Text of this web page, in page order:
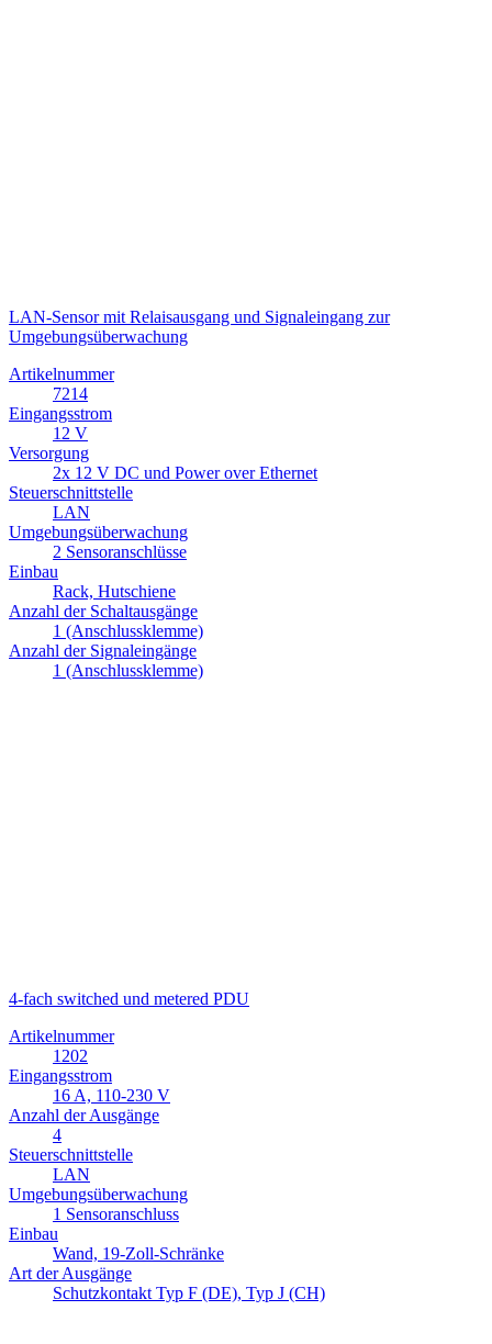
LAN-Sensor mit Relaisausgang und Signaleingang zur
Umgebungsüberwachung
Artikelnummer
7214
Eingangsstrom
12 V
Versorgung
2x 12 V DC und Power over Ethernet
Steuerschnittstelle
LAN
Umgebungsüberwachung
2 Sensoranschlüsse
Einbau
Rack, Hutschiene
Anzahl der Schaltausgänge
1 (Anschlussklemme)
Anzahl der Signaleingänge
1 (Anschlussklemme)
4-fach switched und metered PDU
Artikelnummer
1202
Eingangsstrom
16 A, 110-230 V
Anzahl der Ausgänge
4
Steuerschnittstelle
LAN
Umgebungsüberwachung
1 Sensoranschluss
Einbau
Wand, 19-Zoll-Schränke
Art der Ausgänge
Schutzkontakt Typ F (DE), Typ J (CH)